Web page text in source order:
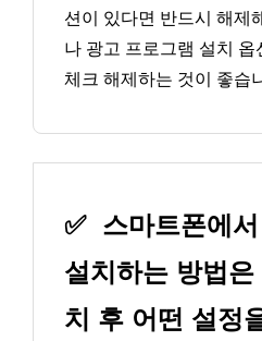
션이 있다면 반드시 해제
나 광고 프로그램 설치
체크 해제하는 것이 좋습
✅ 스마트폰에
설치하는 방법은
치 후 어떤 설정